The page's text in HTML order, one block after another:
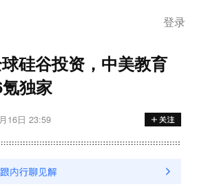
登录
硅谷投资，中美教育
独家
16日 23:59